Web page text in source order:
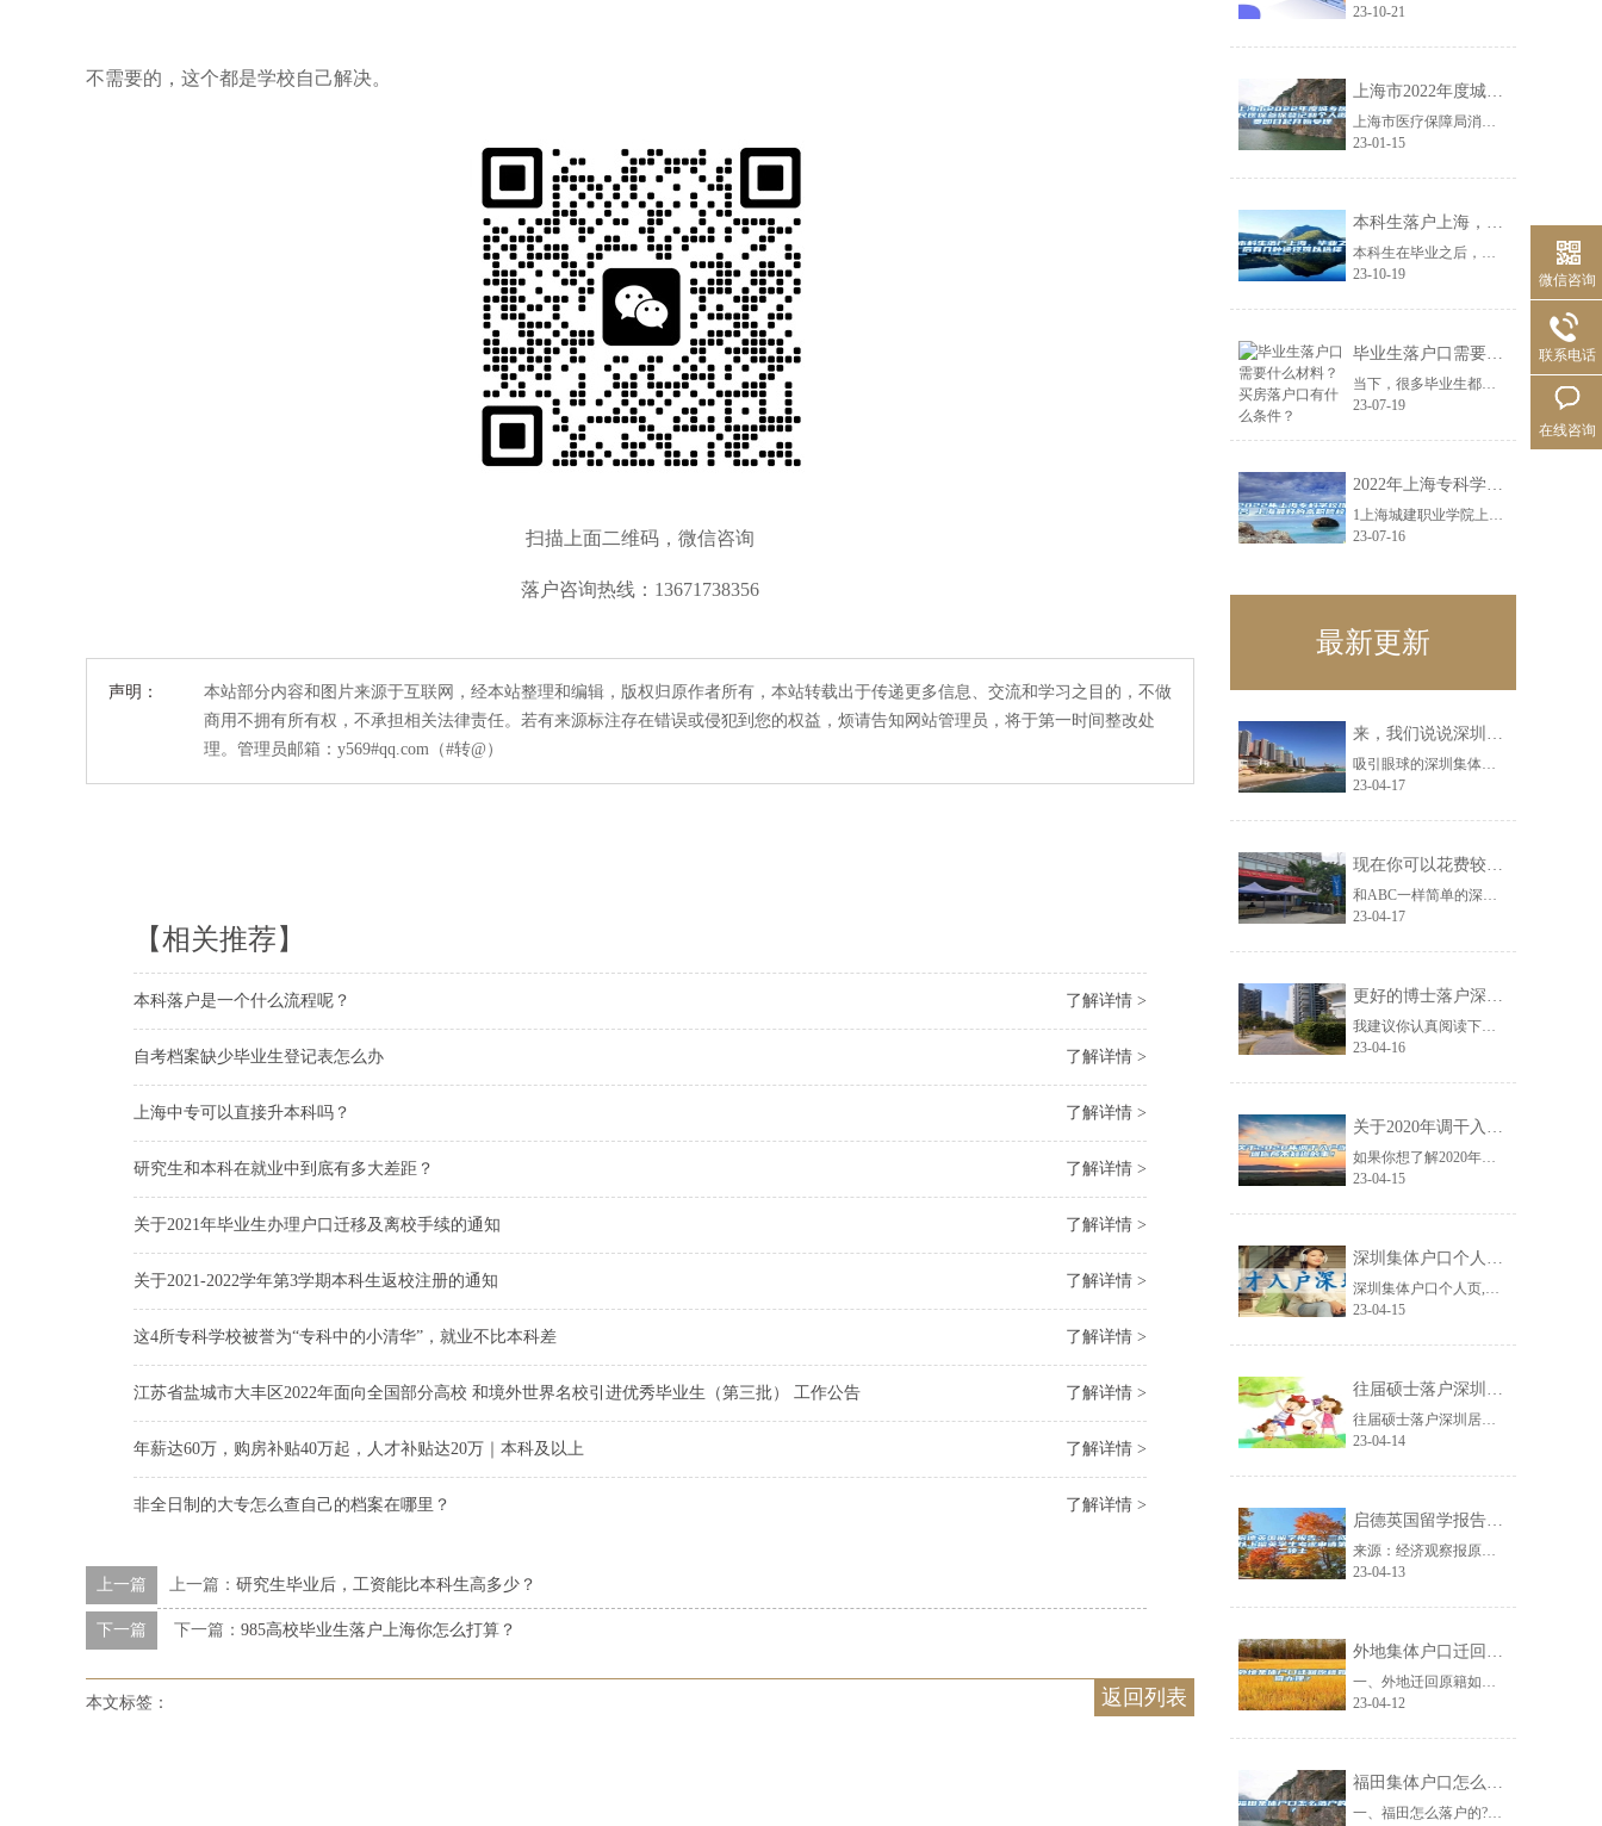
不需要的，这个都是学校自己解决。
扫描上面二维码，微信咨询
落户咨询热线：13671738356
声明：
本站部分内容和图片来源于互联网，经本站整理和编辑，版权归原作者所有，本站转载出于传递更多信息、交流和学习之目的，不做
商用不拥有所有权，不承担相关法律责任。若有来源标注存在错误或侵犯到您的权益，烦请告知网站管理员，将于第一时间整改处
理。管理员邮箱：y569#qq.com（#转@）
【相关推荐】
了解详情 >
本科落户是一个什么流程呢？
了解详情 >
自考档案缺少毕业生登记表怎么办
了解详情 >
上海中专可以直接升本科吗？
了解详情 >
研究生和本科在就业中到底有多大差距？
了解详情 >
关于2021年毕业生办理户口迁移及离校手续的通知
了解详情 >
关于2021-2022学年第3学期本科生返校注册的通知
了解详情 >
这4所专科学校被誉为“专科中的小清华”，就业不比本科差
了解详情 >
江苏省盐城市大丰区2022年面向全国部分高校 和境外世界名校引进优秀毕业生（第三批） 工作公告
了解详情 >
年薪达60万，购房补贴40万起，人才补贴达20万｜本科及以上
了解详情 >
非全日制的大专怎么查自己的档案在哪里？
上一篇 上一篇： 研究生毕业后，工资能比本科生高多少？
下一篇 下一篇： 985高校毕业生落户上海你怎么打算？
返回列表
本文标签：
23-10-21
上海市2022年度城乡居民医保参保登记和个人缴费即日起开始受理
上海市医疗保障局消息，上海市2022年度城乡居民医保参保登记缴费即日起开始受......
23-01-15
本科生落户上海，毕业之后有几种途径可以选择
本科生在毕业之后，有三条路可以选择：?考研、留学和工作?而这三条路?你都有机......
23-10-19
毕业生落户口需要什么材料？买房落户口有什么条件？
当下，很多毕业生都想要在所在读书的城市里扎下根来，等找到了合适的工作，然后就......
23-07-19
2022年上海专科学校排名 上海最好的高职院校
1上海城建职业学院上海公办2452上海东海职业技术学院上海民办2423上海行......
23-07-16
最新更新
来，我们说说深圳集体户口辞职迁到人才市场问题解决之道！
吸引眼球的深圳集体户口辞职迁到人才市场信息非常多，但对你来说没什么用，接下来......
23-04-17
现在你可以花费较少的努力获得深圳研究生落户政策？
和ABC一样简单的深圳研究生落户政策资讯，在网络上越来越少了，如果你刚好遇到......
23-04-17
更好的博士落户深圳的条件应对方法！
我建议你认真阅读下面的文章，分享的博士落户深圳的条件信息很可能网络上从来没有......
23-04-16
关于2020年调干入户深圳你所不知道的事！
如果你想了解2020年调干入户深圳的信息，那么关于2020年调干入户深圳你所......
23-04-15
深圳集体户口个人页,毕业生落户深圳
深圳集体户口个人页,生落户深圳你怎样看待深圳这座城市？可去专栏“在深圳奋斗”......
23-04-15
往届硕士落户深圳居住证入户条件
往届硕士落户深圳居住证入户条件深圳是一座宜居的城市，也是一座敬老爱老的城市。......
23-04-14
启德英国留学报告：三成以上留英学生考虑申请第二硕士
来源：经济观察报原标题：启德英国留学报告：三成以上留英学生考虑申请第二硕士经......
23-04-13
外地集体户口迁回原籍如何办理？
一、外地迁回原籍如何办理?从原籍所在地派出开出同意迁入的准迁证，凭此准迁证即......
23-04-12
福田集体户口怎么落户的？
一、福田怎么落户的?(一)集体户口是农转非的，不能回原籍，若是想要办理落户，......
微信咨询
联系电话
在线咨询